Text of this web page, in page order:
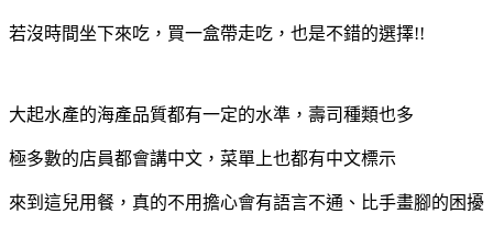
若沒時間坐下來吃，買一盒帶走吃，也是不錯的選擇!!
大起水產的海產品質都有一定的水準，壽司種類也多
極多數的店員都會講中文，菜單上也都有中文標示
來到這兒用餐，真的不用擔心會有語言不通、比手畫腳的困擾